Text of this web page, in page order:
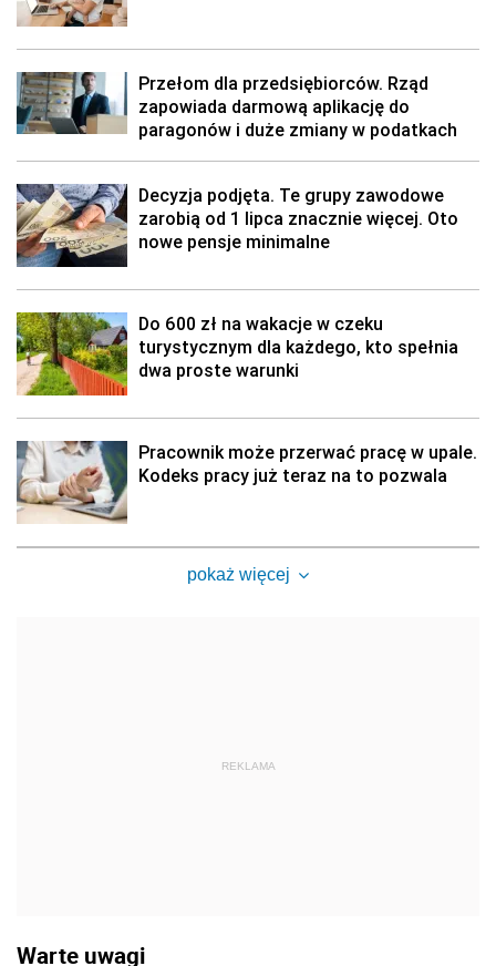
Przełom dla przedsiębiorców. Rząd
zapowiada darmową aplikację do
paragonów i duże zmiany w podatkach
Decyzja podjęta. Te grupy zawodowe
zarobią od 1 lipca znacznie więcej. Oto
nowe pensje minimalne
Do 600 zł na wakacje w czeku
turystycznym dla każdego, kto spełnia
dwa proste warunki
Pracownik może przerwać pracę w upale.
Kodeks pracy już teraz na to pozwala
pokaż więcej
REKLAMA
Warte uwagi